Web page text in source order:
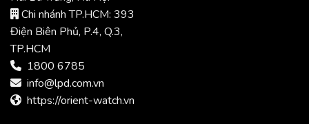
Chi nhánh TP.HCM: 393
Điện Biên Phủ, P.4, Q.3,
TP.HCM
1800 6785
info@lpd.com.vn
https://orient-watch.vn